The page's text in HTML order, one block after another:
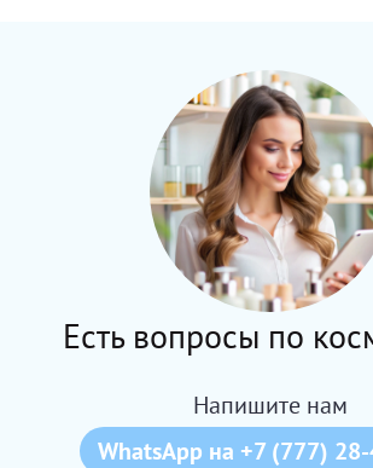
Есть вопросы по
Напишите нам
WhatsApp на +7 (777)